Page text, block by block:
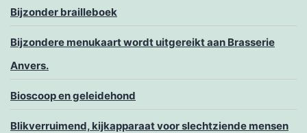
Bijzonder brailleboek
Bijzondere menukaart wordt uitgereikt aan Brasserie
Anvers.
Bioscoop en geleidehond
Blikverruimend, kijkapparaat voor slechtziende mensen